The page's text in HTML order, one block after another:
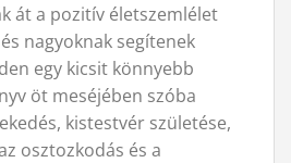
át a pozitív életszemlélet
nagyoknak segítenek
egy kicsit könnyebb
öt meséjében szóba
kistestvér születése,
osztozkodás és a